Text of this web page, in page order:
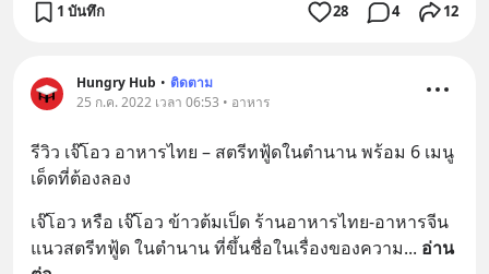
1 บันทึก 28 4 12
Hungry Hub • ติดตาม
25 ก.ค. 2022 เวลา 06:53 • อาหาร
รีวิว เจ๊โอว อาหารไทย – สตรีทฟู้ดในตำนาน พร้อม 6 เมนู
เด็ดที่ต้องลอง
เจ๊โอว หรือ เจ๊โอว ข้าวต้มเป็ด ร้านอาหารไทย-อาหารจีน
แนวสตรีทฟู้ด ในตำนาน ที่ขึ้นชื่อในเรื่องของความ... อ่าน